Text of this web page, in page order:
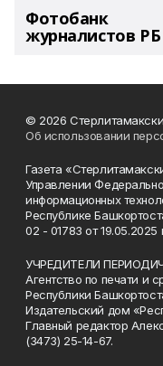
Фотобанк
журналистов РБ
© 2026
Об использовании
Газета
Управлении
информационных
Республике
02 - 01783 от 19.05.2025
УЧРЕДИТЕЛИ
Агентство по печати и
Республики
Издательский дом
Главный редактор
(3473) 25-14-67.